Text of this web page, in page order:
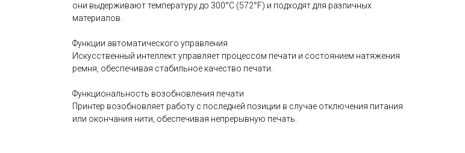
они выдерживают температуру до 300°C (572°F) и подходят для различных
материалов.
Функции автоматического управления
Искусственный интеллект управляет процессом печати и состоянием натяжения
ремня, обеспечивая стабильное качество печати.
Функциональность возобновления печати
Принтер возобновляет работу с последней позиции в случае отключения питания
или окончания нити, обеспечивая непрерывную печать.